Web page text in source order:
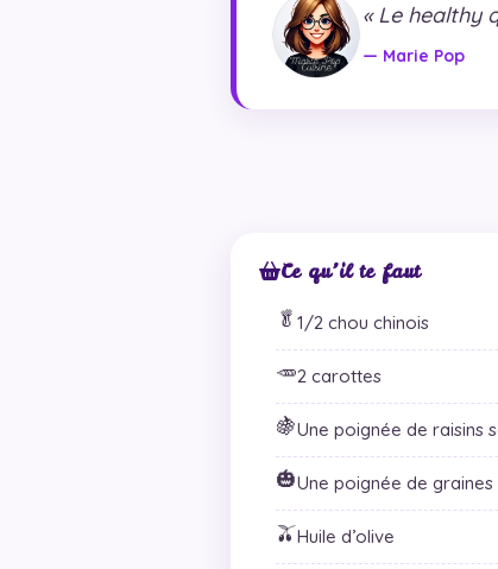
« Le healthy
— Marie Pop
Ce qu’il te faut
🥬 1/2 chou chinois
🥕2 carottes
🍇Une poignée de raisins
🎃Une poignée de
🫒Huile d’olive